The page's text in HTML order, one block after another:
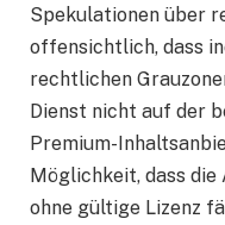
Spekulationen über
offensichtlich, dass
rechtlichen
Dienst nicht auf der
Premium-
Möglichkeit, dass
ohne gültige Lizenz